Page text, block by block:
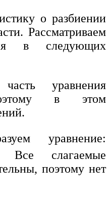
о разбиении
Рассматриваем
в следующих
уравнения
в этом
уравнение:
Все слагаемые
поэтому нет